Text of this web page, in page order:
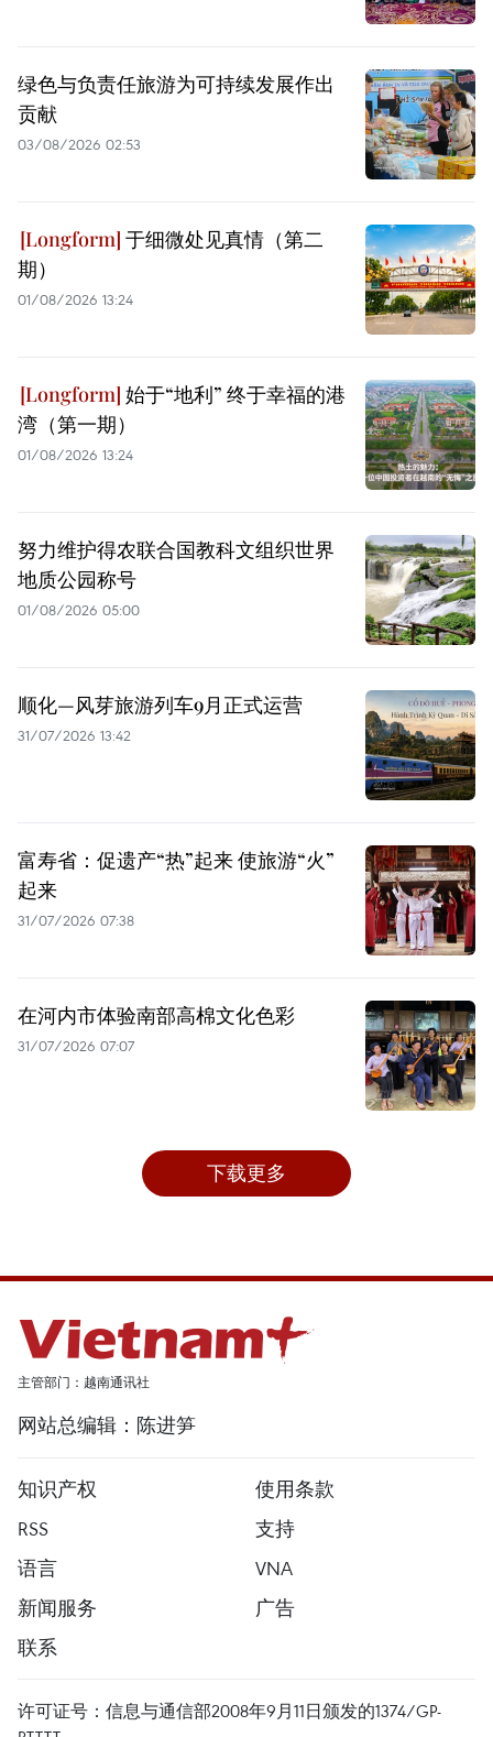
绿色与负责任旅游为可持续发展作出
贡献
03/08/2026 02:53
于细微处见真情（第二
期）
01/08/2026 13:24
始于“地利” 终于幸福的港
湾（第一期）
01/08/2026 13:24
努力维护得农联合国教科文组织世界
地质公园称号
01/08/2026 05:00
顺化—风芽旅游列车9月正式运营
31/07/2026 13:42
富寿省：促遗产“热”起来 使旅游“火”
起来
31/07/2026 07:38
在河内市体验南部高棉文化色彩
31/07/2026 07:07
下载更多
主管部门：越南通讯社
网站总编辑：陈进笋
知识产权
使用条款
RSS
支持
语言
VNA
新闻服务
广告
联系
许可证号：信息与通信部2008年9月11日颁发的1374/GP-